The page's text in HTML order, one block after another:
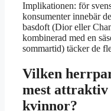
Implikationen: för
konsumenter innebär
basdoft (Dior eller
kombinerad med en
sommartid) täcker de
Vilken
mest
kvinnor?